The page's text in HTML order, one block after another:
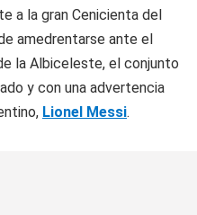
a la gran Cenicienta del
amedrentarse ante el
la Albiceleste, el conjunto
y con una advertencia
Lionel Messi.